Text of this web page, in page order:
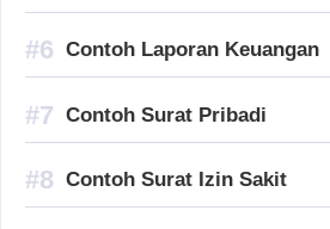
Contoh Laporan Keuangan
Contoh Surat Pribadi
Contoh Surat Izin Sakit